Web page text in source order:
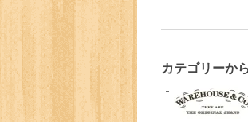
カテゴリーか